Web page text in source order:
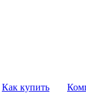
Как купить